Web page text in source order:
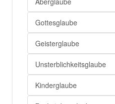
Gottesglaube
Geisterglaube
Unsterblichkeitsglaube
Kinderglaube